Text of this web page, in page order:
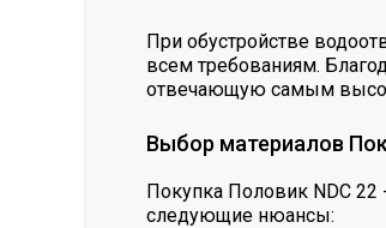
При обустройстве
всем требованиям.
отвечающую самым
Выбор материалов
Покупка Половик NDC 22
следующие нюансы: